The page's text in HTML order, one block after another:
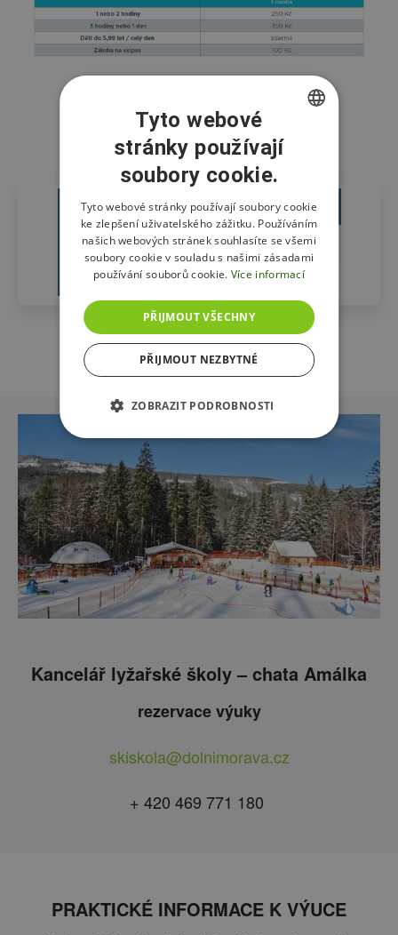
Vstupné Mamutíkův skipark
1 osoba
1 den 250 Kč
od 13:00 150 Kč
Kancelář lyžařské školy – chata Amálka
rezervace výuky
skiskola@dolnimorava.cz
+ 420 469 771 180
PRAKTICKÉ INFORMACE K VÝUCE
CZECH
ENGLISH
POLISH
Tyto webové
stránky používají
soubory cookie.
Tyto webové stránky používají soubory cookie
ke zlepšení uživatelského zážitku. Používáním
našich webových stránek souhlasíte se všemi
soubory cookie v souladu s našimi zásadami
používání souborů cookie. Více informací
PŘIJMOUT VŠECHNY
PŘIJMOUT NEZBYTNÉ
ZOBRAZIT PODROBNOSTI